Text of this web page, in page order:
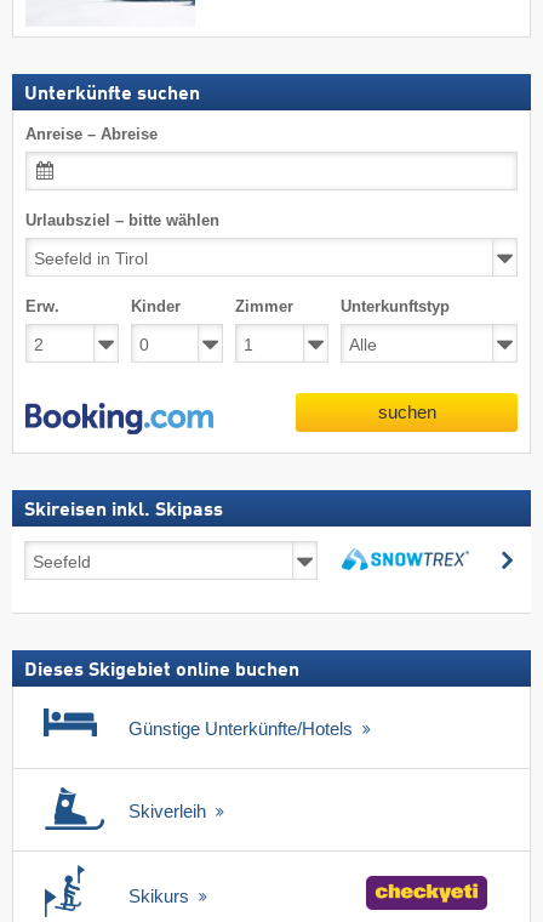
Unterkünfte suchen
Anreise – Abreise
Urlaubsziel – bitte wählen
Erw. Kinder Zimmer Unterkunftstyp
suchen
Skireisen inkl. Skipass
Skireisen
inkl.
Dieses Skigebiet online buchen
Günstige Unterkünfte/Hotels
Skiverleih
Skikurs